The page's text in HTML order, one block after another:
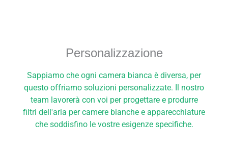
Personalizzazione
Sappiamo che ogni camera bianca è diversa, per
questo offriamo soluzioni personalizzate. Il nostro
team lavorerà con voi per progettare e produrre
filtri dell'aria per camere bianche e apparecchiature
che soddisfino le vostre esigenze specifiche.